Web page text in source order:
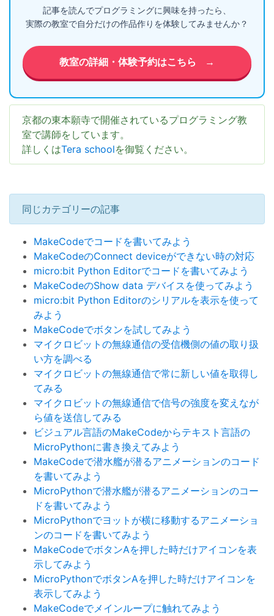
記事を読んでプログラミングに興味を持ったら、
実際の教室で自分だけの作品作りを体験してみませんか？
教室の詳細・体験予約はこちら →
京都の東本願寺で開催されているプログラミング教
室で講師をしています。
詳しくはTera schoolを御覧ください。
同じカテゴリーの記事
MakeCodeでコードを書いてみよう
MakeCodeのConnect deviceができない時の対応
micro:bit Python Editorでコードを書いてみよう
MakeCodeのShow data デバイスを使ってみよう
micro:bit Python Editorのシリアルを表示を使って
みよう
MakeCodeでボタンを試してみよう
マイクロビットの無線通信の受信機側の値の取り扱
い方を調べる
マイクロビットの無線通信で常に新しい値を取得し
てみる
マイクロビットの無線通信で信号の強度を変えなが
ら値を送信してみる
ビジュアル言語のMakeCodeからテキスト言語の
MicroPythonに書き換えてみよう
MakeCodeで潜水艦が潜るアニメーションのコード
を書いてみよう
MicroPythonで潜水艦が潜るアニメーションのコー
ドを書いてみよう
MicroPythonでヨットが横に移動するアニメーショ
ンのコードを書いてみよう
MakeCodeでボタンAを押した時だけアイコンを表
示してみよう
MicroPythonでボタンAを押した時だけアイコンを
表示してみよう
MakeCodeでメインループに触れてみよう